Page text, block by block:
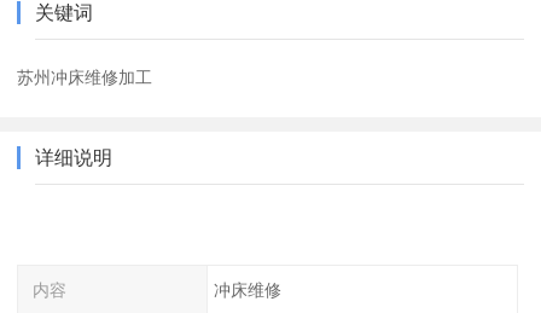
关键词
苏州冲床维修加工
详细说明
内容 冲床维修